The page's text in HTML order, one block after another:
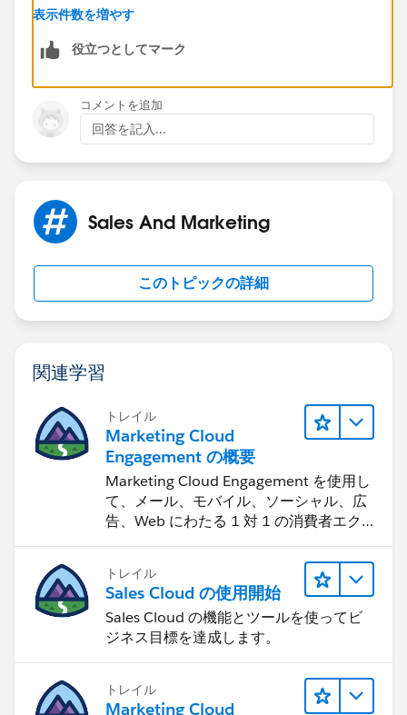
‘add’ that activity ONCE …..Example, we sent out a
that activity to be logged on each lead, but only want
at an individual lead, we want to see ALL the activities
….does that make sense?
表示件数を増やす
役立つとしてマーク
コメントを追加
回答を記入...
Sales And Marketing
このトピックの詳細
関連学習
トレイル
Marketing Cloud
Engagement の概要
Marketing Cloud Engagement を使用し
て、メール、モバイル、ソーシャル、広
告、Web にわたる 1 対 1 の消費者エク
トレイル
Sales Cloud の使用開始
Sales Cloud の機能とツールを使ってビ
ジネス目標を達成します。
トレイル
Marketing Cloud